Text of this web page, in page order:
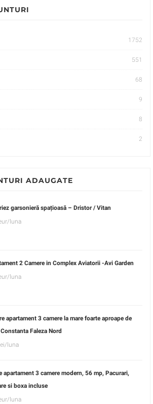
1752
551
68
9
8
2
ADAUGATE
garsonieră spațioasă – Dristor / Vitan
luna
2 Camere in Complex Aviatorii -Avi Garden
luna
apartament 3 camere la mare foarte aproape de
Faleza Nord
luna
apartament 3 camere modern, 56 mp, Pacurari,
si boxa incluse
luna